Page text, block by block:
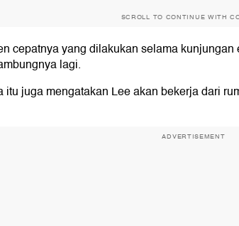
SCROLL TO CONTINUE WITH
cepatnya yang dilakukan selama
lagi.
itu juga mengatakan Lee akan bekerja dari
ADVERTISEMENT